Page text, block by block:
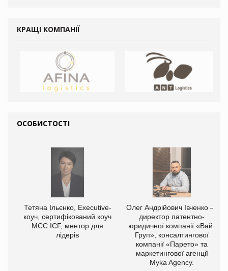
КРАЩІ КОМПАНІЇ
ОСОБИСТОСТІ
Тетяна Ільєнко, Executive-
коуч, сертифікований коуч
МСС ICF, ментор для
лідерів
Олег Андрійович Івченко —
директор патентно-
юридичної компанії «Вайз
Груп», консалтингової
компанії «Парето» та
маркетингової агенції
Myka Agency.